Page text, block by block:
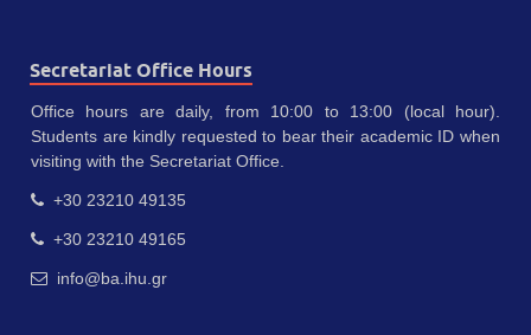
Secretariat Office Hours
Office hours are daily, from 10:00 to 13:00 (local hour).
Students are kindly requested to bear their academic ID when
visiting with the Secretariat Office.
+30 23210 49135
+30 23210 49165
info@ba.ihu.gr